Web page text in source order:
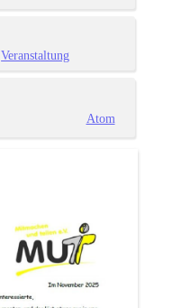
Veranstaltung
Atom